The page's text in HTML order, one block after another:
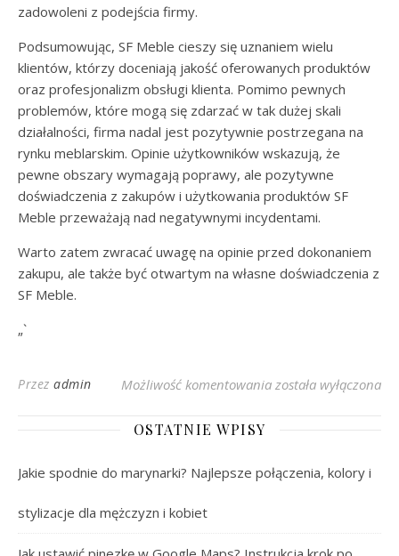
zadowoleni z podejścia firmy.
Podsumowując, SF Meble cieszy się uznaniem wielu
klientów, którzy doceniają jakość oferowanych produktów
oraz profesjonalizm obsługi klienta. Pomimo pewnych
problemów, które mogą się zdarzać w tak dużej skali
działalności, firma nadal jest pozytywnie postrzegana na
rynku meblarskim. Opinie użytkowników wskazują, że
pewne obszary wymagają poprawy, ale pozytywne
doświadczenia z zakupów i użytkowania produktów SF
Meble przeważają nad negatywnymi incydentami.
Warto zatem zwracać uwagę na opinie przed dokonaniem
zakupu, ale także być otwartym na własne doświadczenia z
SF Meble.
„`
Przez admin Możliwość komentowania Opinie Klientów o
została wyłączona
OSTATNIE WPISY
Jakie spodnie do marynarki? Najlepsze połączenia, kolory i
stylizacje dla mężczyzn i kobiet